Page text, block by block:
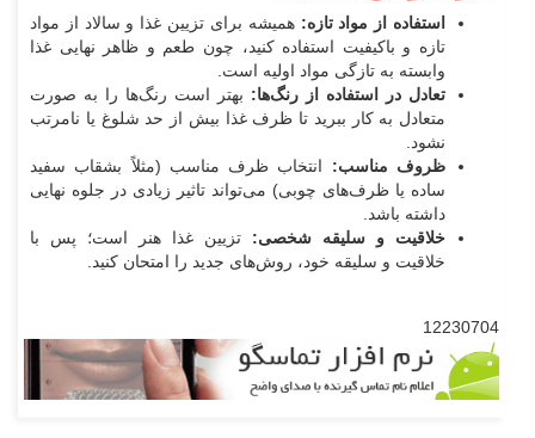
استفاده از مواد تازه: همیشه برای تزیین غذا و سالاد از مواد
تازه و باکیفیت استفاده کنید، چون طعم و ظاهر نهایی غذا
وابسته به تازگی مواد اولیه است.
تعادل در استفاده از رنگ‌ها: بهتر است رنگ‌ها را به صورت
متعادل به کار ببرید تا ظرف غذا بیش از حد شلوغ یا نامرتب
نشود.
ظروف مناسب: انتخاب ظرف مناسب (مثلاً بشقاب سفید
ساده یا ظرف‌های چوبی) می‌تواند تاثیر زیادی در جلوه نهایی
داشته باشد.
خلاقیت و سلیقه شخصی: تزیین غذا هنر است؛ پس با
خلاقیت و سلیقه خود، روش‌های جدید را امتحان کنید.
12230704